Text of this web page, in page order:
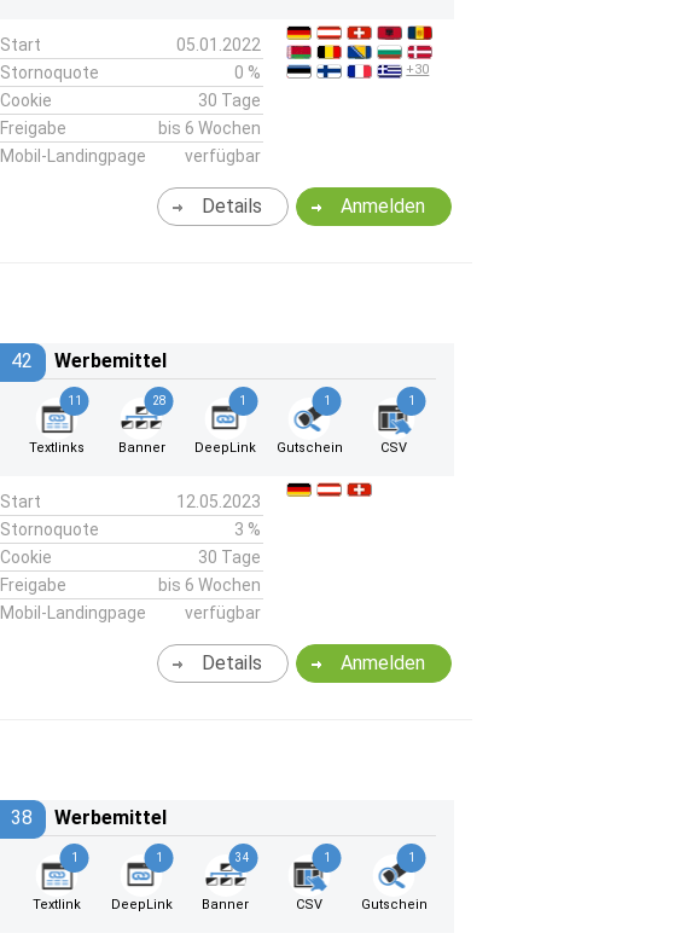
Start
05.01.2022
Stornoquote
0 %
Cookie
30 Tage
Freigabe
bis 6 Wochen
Mobil-Landingpage
verfügbar
+30
Anmelden
Details
42 Werbemittel
11
Textlinks
28
Banner
1
DeepLink
1
Gutschein
1
CSV
Start
12.05.2023
Stornoquote
3 %
Cookie
30 Tage
Freigabe
bis 6 Wochen
Mobil-Landingpage
verfügbar
Anmelden
Details
38 Werbemittel
1
Textlink
1
DeepLink
34
Banner
1
CSV
1
Gutschein